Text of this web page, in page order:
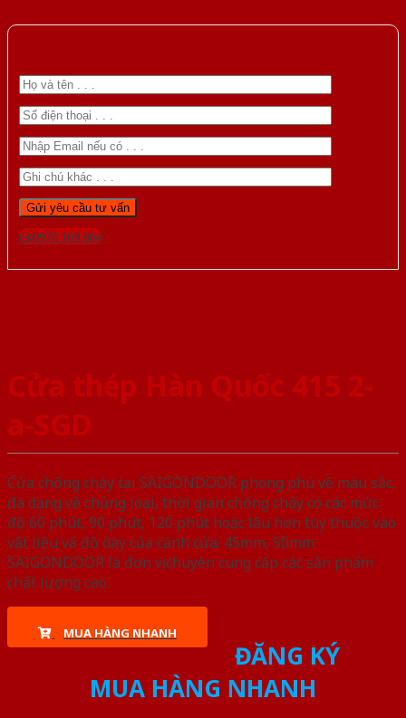
Gọi 0976.169.864
Cửa thép Hàn Quốc 415 2-
a-SGD
Cửa chống cháy tại SAIGONDOOR phong phú về màu sắc,
đa dạng về chủng loại, thời gian chống cháy có các mức
độ 60 phút, 90 phút, 120 phút hoặc lâu hơn tùy thuộc vào
vật liệu và độ dày của cánh cửa: 45mm, 50mm.
SAIGONDOOR là đơn vị chuyên cung cấp các sản phẩm
chất lượng cao.
MUA HÀNG NHANH
ĐĂNG KÝ
MUA HÀNG NHANH